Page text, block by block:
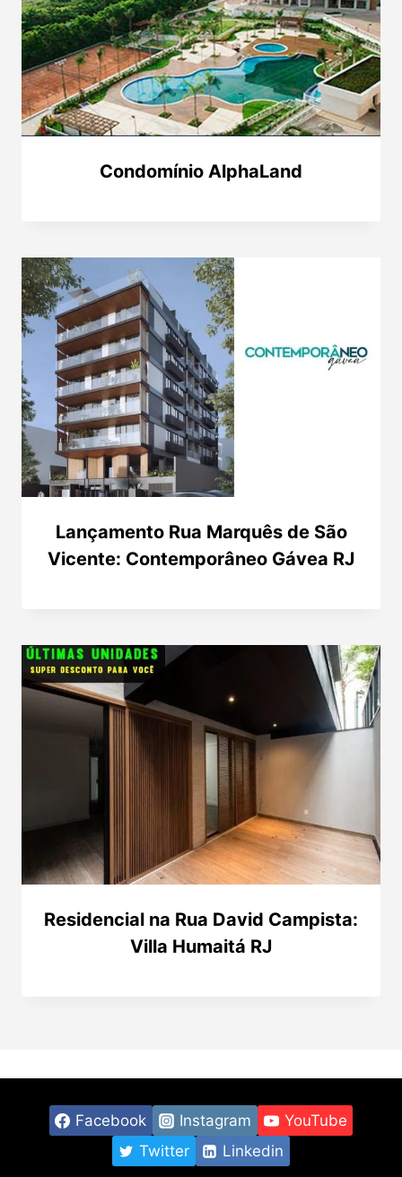
Condomínio AlphaLand
Lançamento Rua Marquês de São
Vicente: Contemporâneo Gávea RJ
Residencial na Rua David Campista:
Villa Humaitá RJ
Facebook Instagram
YouTube
Twitter
Linkedin